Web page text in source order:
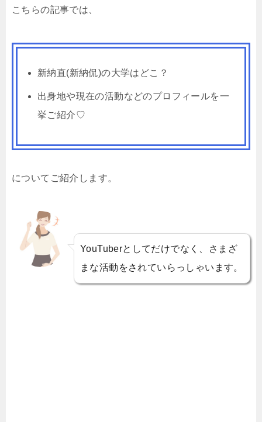
こちらの記事では、
新納直(新納侃)の大学はどこ？
出身地や現在の活動などのプロフィールを一
挙ご紹介♡
についてご紹介します。
YouTuberとしてだけでなく、さまざ
まな活動をされていらっしゃいます。